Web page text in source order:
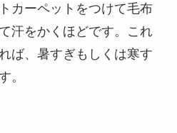
カーペットをつけて毛布
汗をかくほどです。これ
ば、暑すぎもしくは寒す
。